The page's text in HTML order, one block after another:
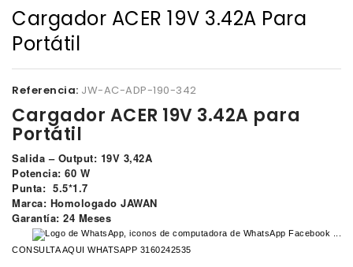
Cargador ACER 19V 3.42A Para
Portátil
Referencia: JW-AC-ADP-190-342
Cargador ACER 19V 3.42A para
Portátil
Salida – Output: 19V 3,42A
Potencia: 60 W
Punta: 5.5*1.7
Marca: Homologado JAWAN
Garantía: 24 Meses
CONSULTA AQUI WHATSAPP 3160242535